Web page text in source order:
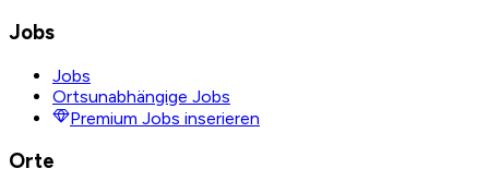
Jobs
Jobs
Ortsunabhängige Jobs
Premium Jobs inserieren
Orte